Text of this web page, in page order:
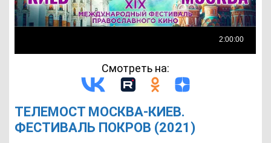
Смотреть на:
ТЕЛЕМОСТ МОСКВА-КИЕВ.
ФЕСТИВАЛЬ ПОКРОВ (2021)